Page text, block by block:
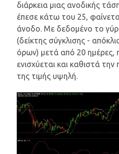
διάρκεια μιας ανοδικής
έπεσε κάτω του 25,
άνοδο. Με δεδομένο το
(δείκτης σύγκλισης -
όρων) μετά από 20 ημέρες,
ενισχύεται και καθιστά
της τιμής υψηλή.